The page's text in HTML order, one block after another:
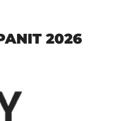
2026